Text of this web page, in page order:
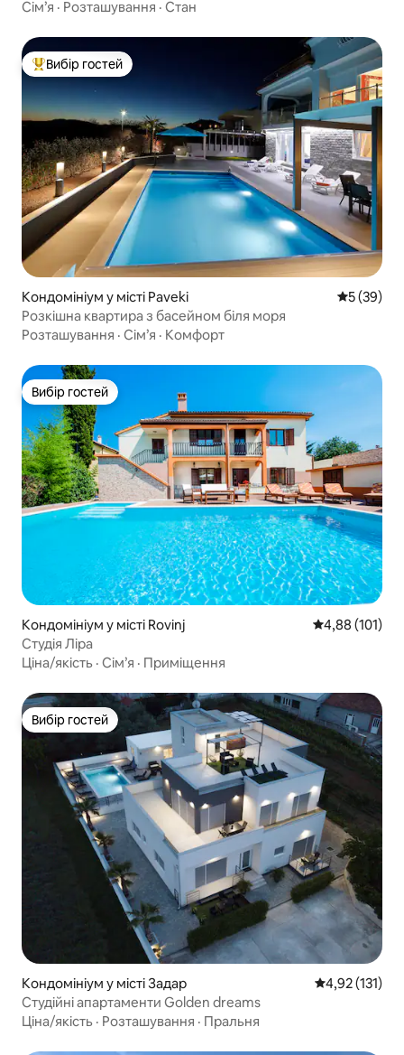
Сім’я · Розташування · Стан
Топ вибір гостей
Вибір гостей
Кондомініум у місті Paveki Середня
5 (39)
Розкішна квартира з басейном біля моря
Розташування · Сім’я · Комфорт
Вибір гостей
Вибір гостей
Кондомініум у місті Rovinj Середня
4,88 (101)
Студія Ліра
Ціна/якість · Сім’я · Приміщення
Вибір гостей
Вибір гостей
Кондомініум у місті Задар Середня
4,92 (131)
Студійні апартаменти Golden dreams
Ціна/якість · Розташування · Пральня